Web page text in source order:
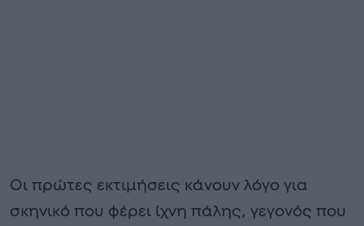
Οι πρώτες εκτιμήσεις κάνουν λόγο για
σκηνικό που φέρει ίχνη πάλης, γεγονός που